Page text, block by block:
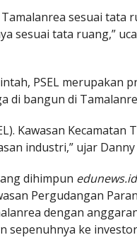
sesuai tata
sesuai tata ruang,”
PSEL merupakan
di bangun di
Kawasan Kecamatan
industri,” ujar
dihimpun edunews.id
Pergudangan
dengan
sepenuhnya ke